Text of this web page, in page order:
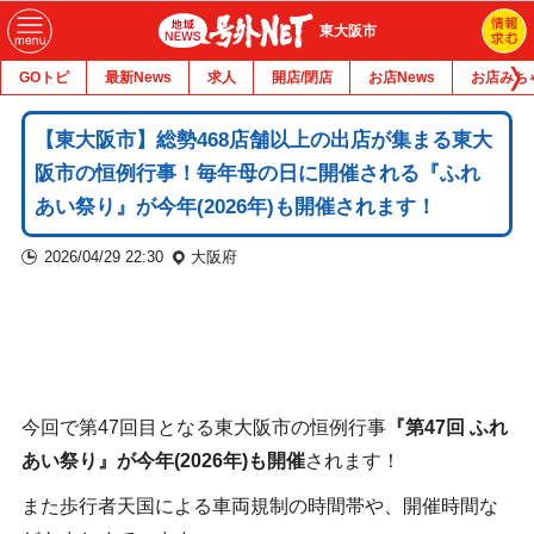
東大阪市
GOトピ 最新News 求人 開店/閉店 お店News お店みち
【東大阪市】総勢468店舗以上の出店が集まる東大
阪市の恒例行事！毎年母の日に開催される『ふれ
あい祭り』が今年(2026年)も開催されます！
2026/04/29 22:30 大阪府
今回で第47回目となる東大阪市の恒例行事『第47回 ふれ
あい祭り』が今年(2026年)も開催されます！
また歩行者天国による車両規制の時間帯や、開催時間な